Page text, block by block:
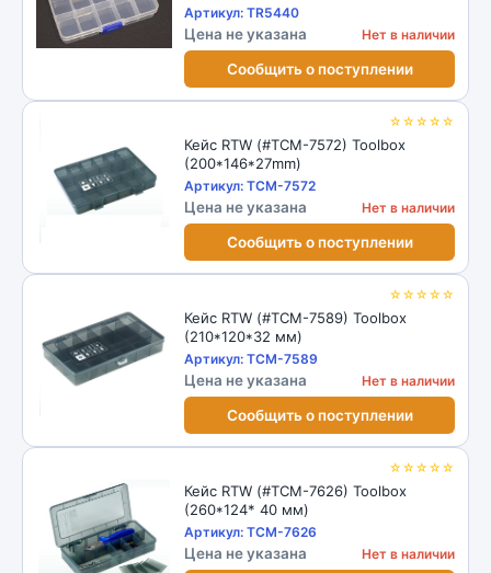
Артикул: TR5440
Цена не указана Нет в наличии
Сообщить о поступлении
☆☆☆☆☆
Кейс RTW (#TCM-7572) Toolbox
(200*146*27mm)
Артикул: TCM-7572
Цена не указана Нет в наличии
Сообщить о поступлении
☆☆☆☆☆
Кейс RTW (#TCM-7589) Toolbox
(210*120*32 мм)
Артикул: TCM-7589
Цена не указана Нет в наличии
Сообщить о поступлении
☆☆☆☆☆
Кейс RTW (#TCM-7626) Toolbox
(260*124* 40 мм)
Артикул: TCM-7626
Цена не указана Нет в наличии